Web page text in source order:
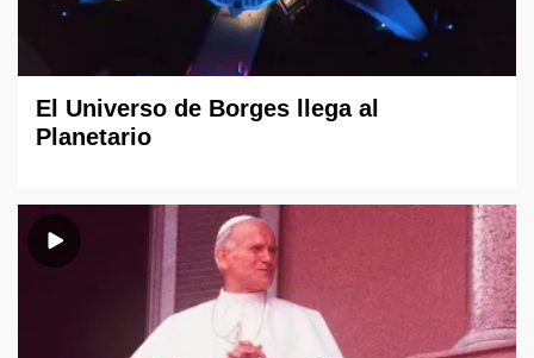
El Universo de Borges llega al
Planetario